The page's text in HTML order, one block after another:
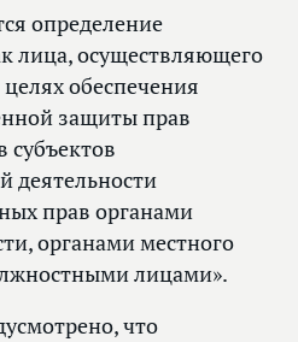
определение
лица, осуществляющего
обеспечения
защиты прав
субъектов
деятельности
прав органами
органами местного
лицами».
что